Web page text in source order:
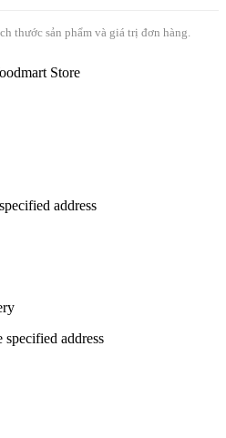
thước sản phẩm và giá trị đơn hàng.
Store
address
address